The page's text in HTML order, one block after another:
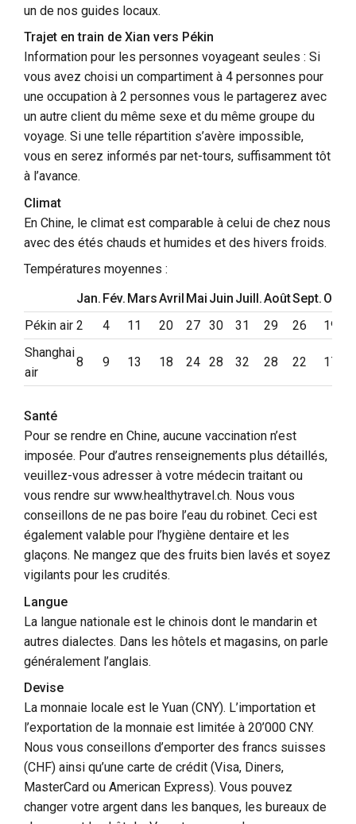
un de nos guides locaux.
Trajet en train de Xian vers Pékin
Information pour les personnes voyageant seules : Si
vous avez choisi un compartiment à 4 personnes pour
une occupation à 2 personnes vous le partagerez avec
un autre client du même sexe et du même groupe du
voyage. Si une telle répartition s’avère impossible,
vous en serez informés par net-tours, suffisamment tôt
à l’avance.
Climat
En Chine, le climat est comparable à celui de chez nous
avec des étés chauds et humides et des hivers froids.
Températures moyennes :
Jan. Fév. MarsAvril Mai Juin Juill.AoûtSept. Oct.
Pékin air 2 4 11 20 27 30 31 29 26 19
Shanghai
air
8 9 13 18 24 28 32 28 22 17
Santé
Pour se rendre en Chine, aucune vaccination n’est
imposée. Pour d’autres renseignements plus détaillés,
veuillez-vous adresser à votre médecin traitant ou
vous rendre sur www.healthytravel.ch. Nous vous
conseillons de ne pas boire l’eau du robinet. Ceci est
également valable pour l’hygiène dentaire et les
glaçons. Ne mangez que des fruits bien lavés et soyez
vigilants pour les crudités.
Langue
La langue nationale est le chinois dont le mandarin et
autres dialectes. Dans les hôtels et magasins, on parle
généralement l’anglais.
Devise
La monnaie locale est le Yuan (CNY). L’importation et
l’exportation de la monnaie est limitée à 20’000 CNY.
Nous vous conseillons d’emporter des francs suisses
(CHF) ainsi qu’une carte de crédit (Visa, Diners,
MasterCard ou American Express). Vous pouvez
changer votre argent dans les banques, les bureaux de